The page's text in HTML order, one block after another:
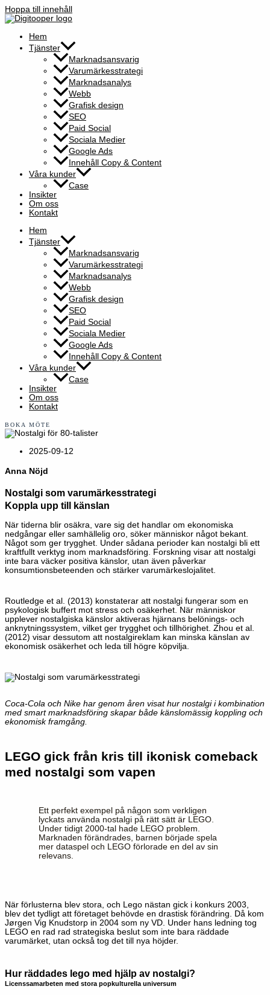
Hoppa till innehåll
Hem
Tjänster
Marknadsansvarig
Varumärkesstrategi
Marknadsanalys
Webb
Grafisk design
SEO
Paid Social
Sociala Medier
Google Ads
Innehåll Copy & Content
Våra kunder
Case
Insikter
Om oss
Kontakt
Hem
Tjänster
Marknadsansvarig
Varumärkesstrategi
Marknadsanalys
Webb
Grafisk design
SEO
Paid Social
Sociala Medier
Google Ads
Innehåll Copy & Content
Våra kunder
Case
Insikter
Om oss
Kontakt
BOKA MÖTE
2025-09-12
Anna Nöjd
Nostalgi som varumärkesstrategi
Koppla upp till känslan
När tiderna blir osäkra, vare sig det handlar om ekonomiska
nedgångar eller samhällelig oro, söker människor något bekant.
Något som ger trygghet. Under sådana perioder kan nostalgi bli ett
kraftfullt verktyg inom marknadsföring. Forskning visar att nostalgi
inte bara väcker positiva känslor, utan även påverkar
konsumtionsbeteenden och stärker varumärkeslojalitet.
Routledge et al. (2013) konstaterar att nostalgi fungerar som en
psykologisk buffert mot stress och osäkerhet. När människor
upplever nostalgiska känslor aktiveras hjärnans belönings- och
anknytningssystem, vilket ger trygghet och tillhörighet. Zhou et al.
(2012) visar dessutom att nostalgireklam kan minska känslan av
ekonomisk osäkerhet och leda till högre köpvilja.
Coca-Cola och Nike har genom åren visat hur nostalgi i kombination
med smart marknadsföring skapar både känslomässig koppling och
ekonomisk framgång.
LEGO gick från kris till ikonisk comeback
med nostalgi som vapen
Ett perfekt exempel på någon som verkligen
lyckats använda nostalgi på rätt sätt är LEGO.
Under tidigt 2000-tal hade LEGO problem.
Marknaden förändrades, barnen började spela
mer dataspel och LEGO förlorade en del av sin
relevans.
När förlusterna blev stora, och Lego nästan gick i konkurs 2003,
blev det tydligt att företaget behövde en drastisk förändring. Då kom
Jørgen Vig Knudstorp in 2004 som ny VD. Under hans ledning tog
LEGO en rad rad strategiska beslut som inte bara räddade
varumärket, utan också tog det till nya höjder.
Hur räddades lego med hjälp av nostalgi?
Licenssamarbeten med stora popkulturella universum